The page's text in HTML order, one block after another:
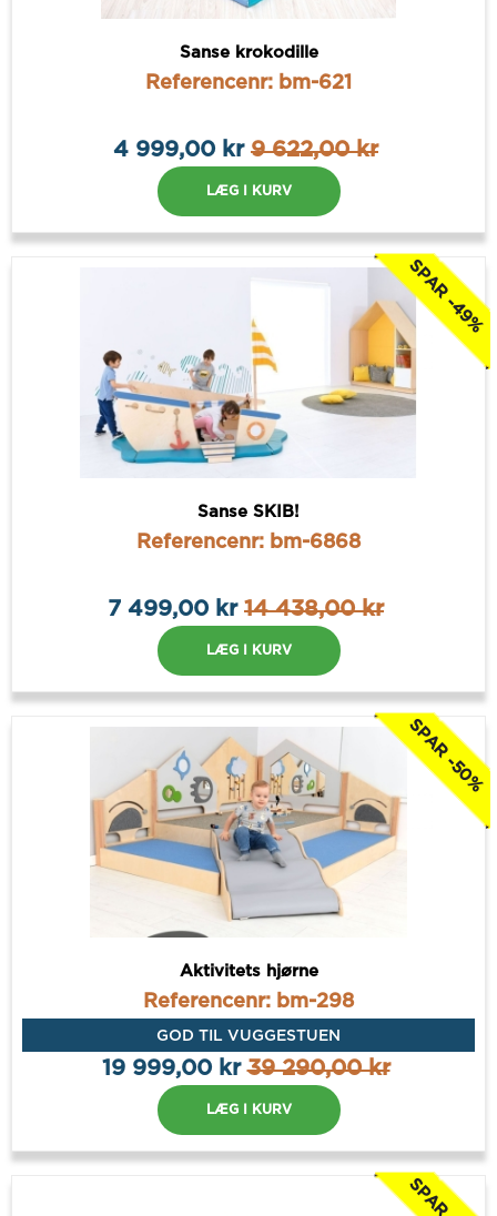
Sanse krokodille
Referencenr: bm-621
4 999,00 kr 9 622,00 kr
LÆG I KURV
SPAR -49%
Sanse SKIB!
Referencenr: bm-6868
7 499,00 kr 14 438,00 kr
LÆG I KURV
SPAR -50%
Aktivitets hjørne
Referencenr: bm-298
GOD TIL VUGGESTUEN
19 999,00 kr39 290,00 kr
LÆG I KURV